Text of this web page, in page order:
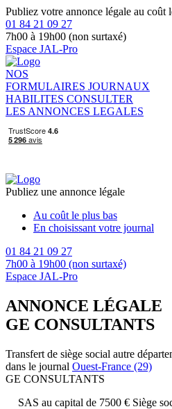
Publiez votre annonce légale au coût
01 84 21 09 27
7h00 à 19h00 (non surtaxé)
Espace JAL-Pro
NOS
FORMULAIRES JOURNAUX
HABILITES CONSULTER
LES ANNONCES LEGALES
Publiez une annonce légale
Au coût le plus bas
En choisissant votre journal
01 84 21 09 27
7h00 à 19h00 (non surtaxé)
Espace JAL-Pro
ANNONCE LÉGALE
GE CONSULTANTS
Transfert de siège social autre
dans le journal Ouest-France (29)
GE CONSULTANTS
SAS au capital de 7500 € Siège